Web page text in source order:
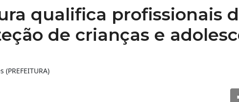
qualifica profissionais
de crianças e